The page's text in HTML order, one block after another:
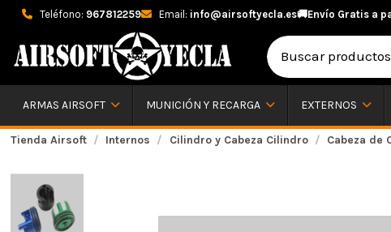
Teléfono: 967812259 Email: info@airsoftyecla.es🚚Envío Gratis a
ARMAS AIRSOFT MUNICIÓN Y RECARGA EXTERNOS
Tienda Airsoft Internos Cilindro y Cabeza Cilindro Cabeza de